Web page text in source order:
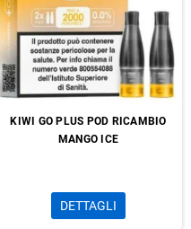
KIWI GO PLUS POD RICAMBIO
MANGO ICE
DETTAGLI